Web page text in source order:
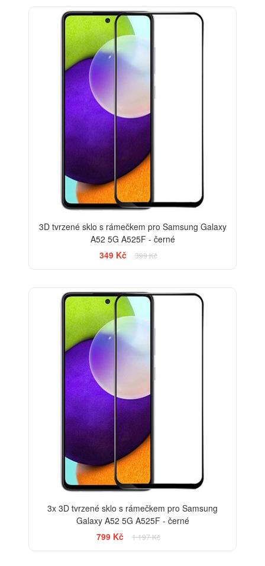
3D tvrzené sklo s rámečkem pro Samsung Galaxy
A52 5G A525F - černé
349 Kč
399 Kč
3x 3D tvrzené sklo s rámečkem pro Samsung
Galaxy A52 5G A525F - černé
799 Kč
1 197 Kč